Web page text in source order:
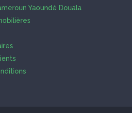
Yaoundé Douala